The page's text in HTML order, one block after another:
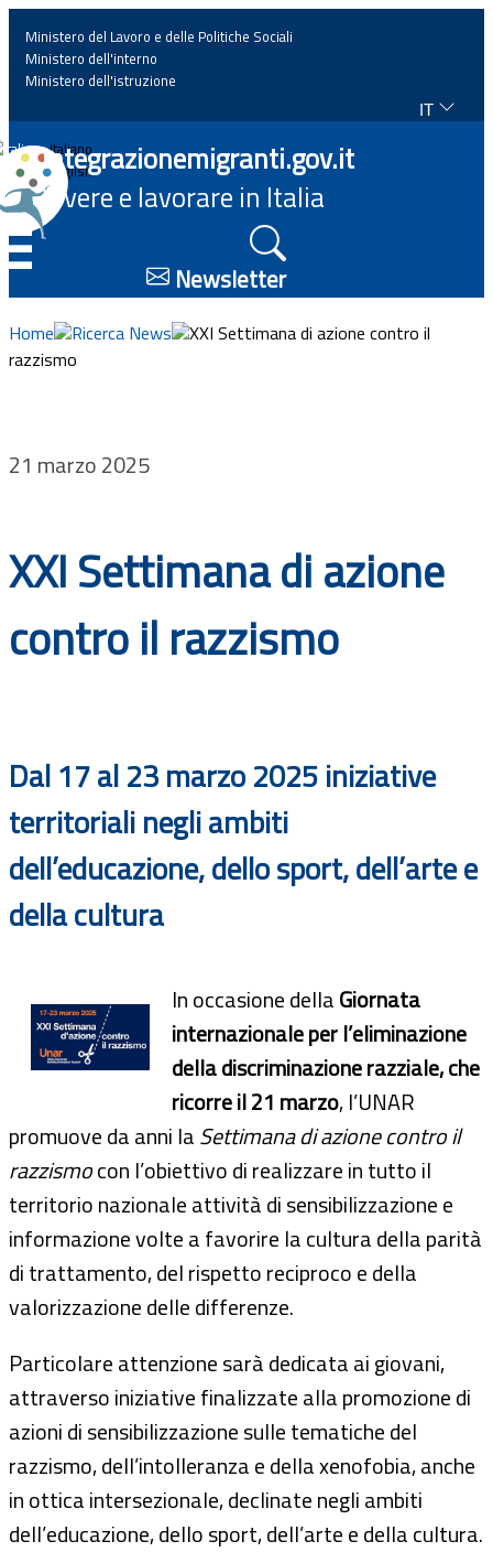
Home
News
Approfondimenti
Eventi
Progetti
Bandi
Guide
Ministero del Lavoro e delle Politiche Sociali
Ministero dell'interno
Ministero dell'istruzione
IT
Italiano
English
Integrazionemigranti.gov.it
Vivere e lavorare in Italia
Newsletter
Home Ricerca News
XXI Settimana di azione contro il
razzismo
21 marzo 2025
XXI Settimana di azione
contro il razzismo
Dal 17 al 23 marzo 2025 iniziative
territoriali negli ambiti
dell’educazione, dello sport, dell’arte e
della cultura
In occasione dellaGiornata
internazionale per l’eliminazione
della discriminazione razziale, che
ricorre il 21 marzo, l’UNAR
promuove da anni laSettimana di azione contro il
razzismocon l’obiettivo di realizzare in tutto il
territorio nazionale attività di sensibilizzazione e
informazione volte a favorire la cultura della parità
di trattamento, del rispetto reciproco e della
valorizzazione delle differenze.
Particolare attenzione sarà dedicata ai giovani,
attraverso iniziative finalizzate alla promozione di
azioni di sensibilizzazione sulle tematiche del
razzismo, dell’intolleranza e della xenofobia, anche
in ottica intersezionale, declinate negli ambiti
dell’educazione, dello sport, dell’arte e della cultura.